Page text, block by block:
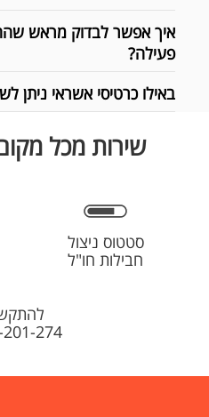
איך אפשר לבדוק מראש
פעילה?
באילו כרטיסי אשראי ניתן
שירות מכל מקום
סטטוס ניצול
חבילות חו"ל
201-274